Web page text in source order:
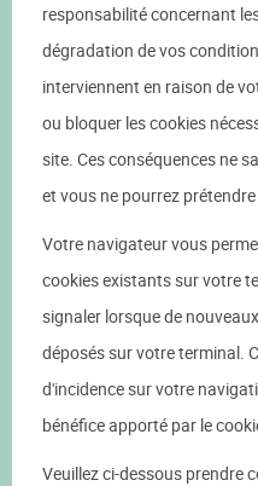
responsabilité concernant
dégradation de vos
interviennent en raison de
ou bloquer les cookies
site. Ces conséquences ne
et vous ne pourrez
Votre navigateur vous
cookies existants sur votre
signaler lorsque de
déposés sur votre terminal.
d'incidence sur votre
bénéfice apporté par le
Veuillez ci-dessous prendre